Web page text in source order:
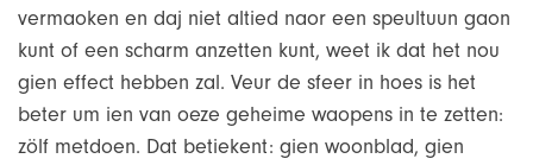
vermaoken en daj niet altied naor een speultuun gaon
kunt of een scharm anzetten kunt, weet ik dat het nou
gien effect hebben zal. Veur de sfeer in hoes is het
beter um ien van oeze geheime waopens in te zetten:
zölf metdoen. Dat betiekent: gien woonblad, gien